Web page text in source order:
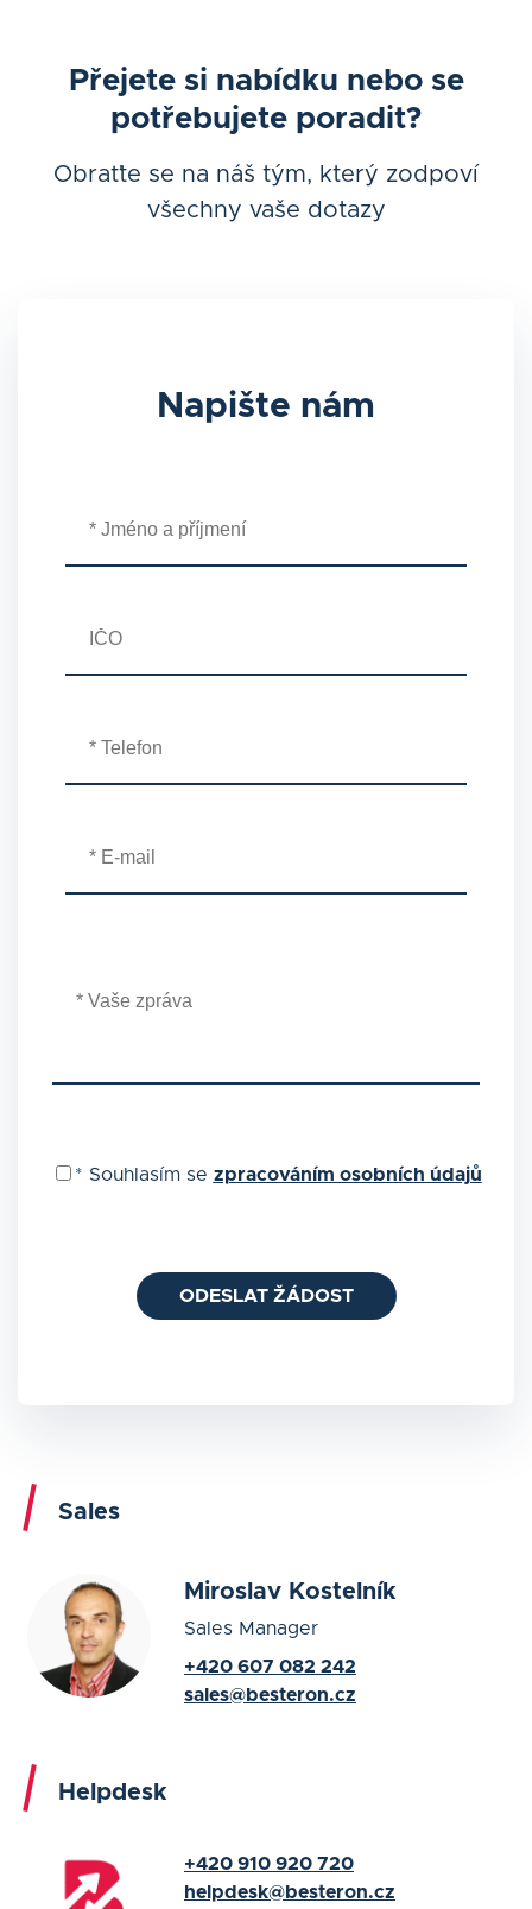
Přejete si nabídku nebo se
potřebujete poradit?
Obraťte se na náš tým, který zodpoví
všechny vaše dotazy
Napište nám
* Souhlasím se zpracováním osobních údajů
ODESLAT ŽÁDOST
Sales
Miroslav Kostelník
Sales Manager
+420 607 082 242
sales@besteron.cz
Helpdesk
+420 910 920 720
helpdesk@besteron.cz